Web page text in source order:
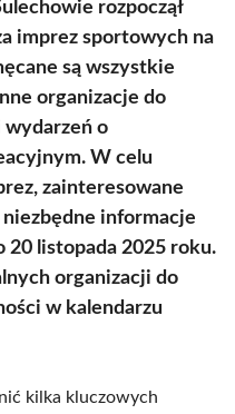
rozpoczął
imprez sportowych na
są wszystkie
organizacje do
wydarzeń o
W celu
zainteresowane
informacje
20 listopada 2025 roku.
organizacji do
w kalendarzu
kilka kluczowych